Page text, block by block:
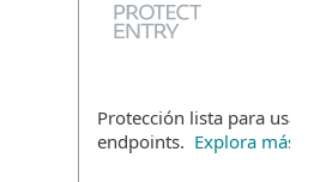
Protección lista para usar
endpoints. Explora más